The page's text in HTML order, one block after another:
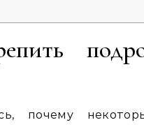
почему